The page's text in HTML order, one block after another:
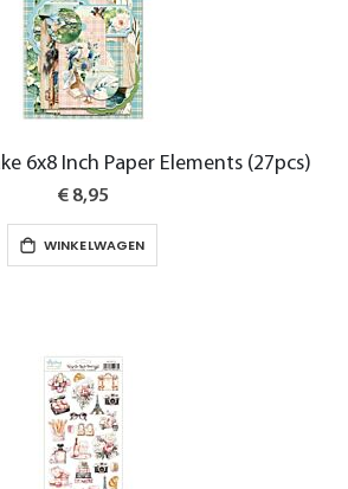
6x8 Inch Paper Elements (27pcs)
€ 8,95
WINKELWAGEN